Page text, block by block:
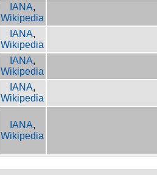
IANA,
Wikipedia
IANA,
Wikipedia
IANA,
Wikipedia
IANA,
Wikipedia
IANA,
Wikipedia